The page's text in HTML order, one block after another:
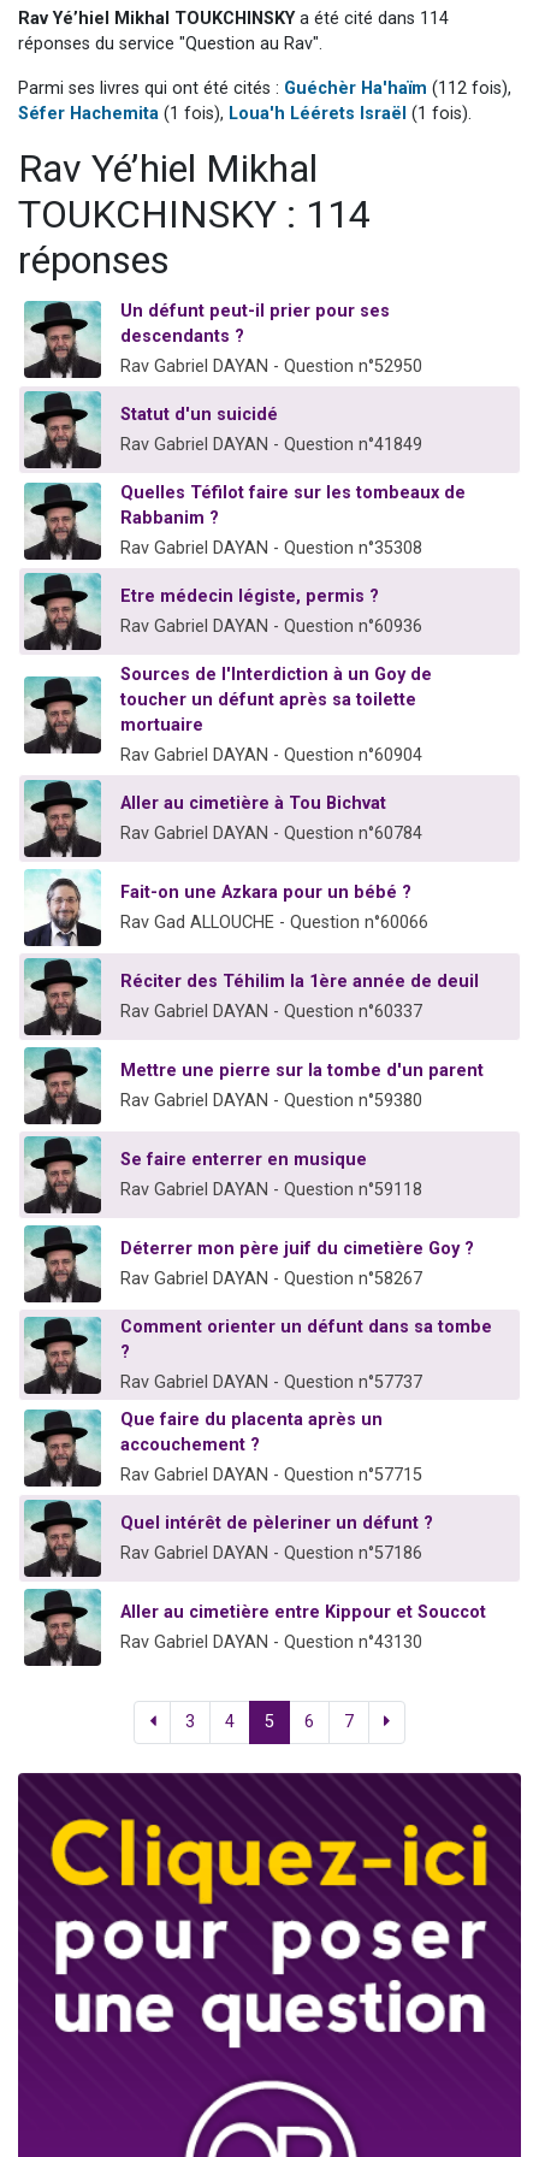
Il reste 49 places pour étudier en groupe sur Zoom
12 nouvelles musiques dans Torah-Box Music
Rav Yé’hiel Mikhal TOUKCHINSKY a été cité dans 114
réponses du service "Question au Rav".
Parmi ses livres qui ont été cités : Guéchèr Ha'haïm (112 fois),
Séfer Hachemita (1 fois), Loua'h Léérets Israël (1 fois).
Rav Yé’hiel Mikhal
TOUKCHINSKY : 114
réponses
Un défunt peut-il prier pour ses
descendants ?
Rav Gabriel DAYAN - Question n°52950
Statut d'un suicidé
Rav Gabriel DAYAN - Question n°41849
Quelles Téfilot faire sur les tombeaux de
Rabbanim ?
Rav Gabriel DAYAN - Question n°35308
Etre médecin légiste, permis ?
Rav Gabriel DAYAN - Question n°60936
Sources de l'Interdiction à un Goy de
toucher un défunt après sa toilette
mortuaire
Rav Gabriel DAYAN - Question n°60904
Aller au cimetière à Tou Bichvat
Rav Gabriel DAYAN - Question n°60784
Fait-on une Azkara pour un bébé ?
Rav Gad ALLOUCHE - Question n°60066
Réciter des Téhilim la 1ère année de deuil
Rav Gabriel DAYAN - Question n°60337
Mettre une pierre sur la tombe d'un parent
Rav Gabriel DAYAN - Question n°59380
Se faire enterrer en musique
Rav Gabriel DAYAN - Question n°59118
Déterrer mon père juif du cimetière Goy ?
Rav Gabriel DAYAN - Question n°58267
Comment orienter un défunt dans sa tombe
?
Rav Gabriel DAYAN - Question n°57737
Que faire du placenta après un
accouchement ?
Rav Gabriel DAYAN - Question n°57715
Quel intérêt de pèleriner un défunt ?
Rav Gabriel DAYAN - Question n°57186
Aller au cimetière entre Kippour et Souccot
Rav Gabriel DAYAN - Question n°43130
3 4 5 6 7